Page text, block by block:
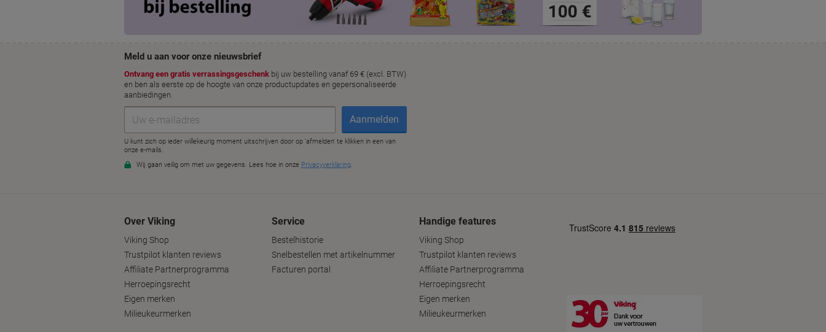
Over Viking
Viking Shop
Trustpilot klanten reviews
Affiliate Partnerprogramma
Herroepingsrecht
Eigen merken
Milieukeurmerken
Service
Bestelhistorie
Snelbestellen met artikelnummer
Facturen portal
Handige features
Viking Shop
Trustpilot klanten reviews
Affiliate Partnerprogramma
Herroepingsrecht
Eigen merken
Milieukeurmerken